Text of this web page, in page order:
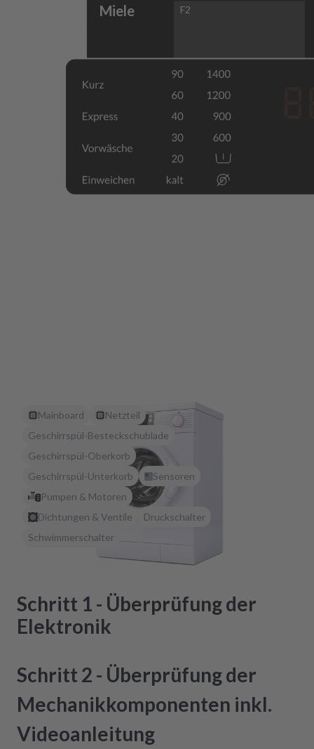
Miele F2
Mainboard
Netzteil
Geschirrspül-Besteckschublade
Geschirrspül-Oberkorb
Geschirrspül-Unterkorb
Sensoren
Pumpen & Motoren
Dichtungen & Ventile
Druckschalter
Schwimmerschalter
Schritt 1 - Überprüfung der
Elektronik
Schritt 2 - Überprüfung der
Mechanikkomponenten inkl.
Videoanleitung